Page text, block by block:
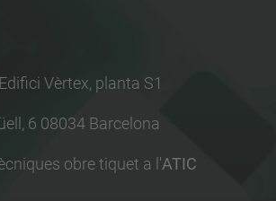
Vèrtex, planta S1
6 08034 Barcelona
obre tiquet a l'ATIC